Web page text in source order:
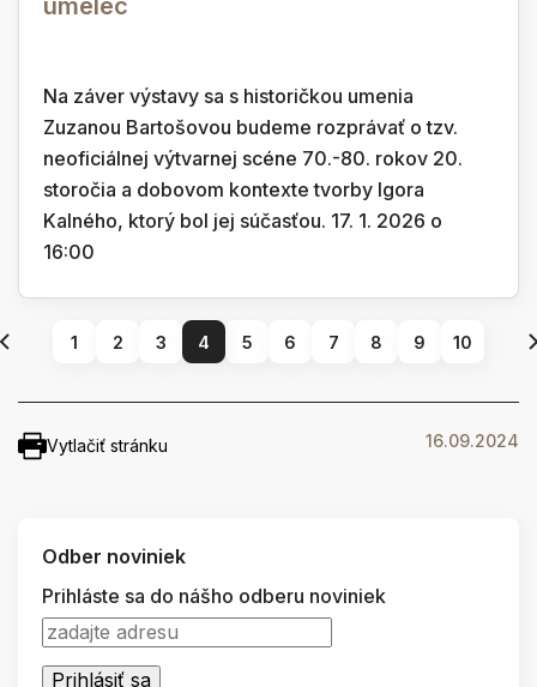
umelec
Na záver výstavy sa s historičkou umenia
Zuzanou Bartošovou budeme rozprávať o tzv.
neoficiálnej výtvarnej scéne 70.-80. rokov 20.
storočia a dobovom kontexte tvorby Igora
Kalného, ktorý bol jej súčasťou. 17. 1. 2026 o
16:00
1 2 3 4 5 6 7 8 9 10
Vytlačiť stránku 16.09.2024
Odber noviniek
Prihláste sa do nášho odberu noviniek